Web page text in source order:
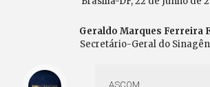
Geraldo Marques Ferreira
Secretário-Geral do
ASCOM